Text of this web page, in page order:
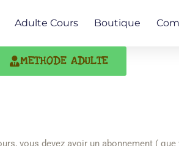
Adulte Cours Boutique
METHODE ADULTE
vous devez avoir un abonnement (